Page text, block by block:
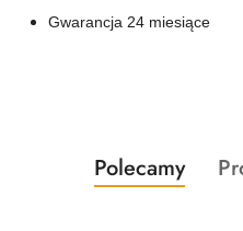
Gwarancja 24 miesiące
Pomiń karuzelę
Produkty
o
Polecamy